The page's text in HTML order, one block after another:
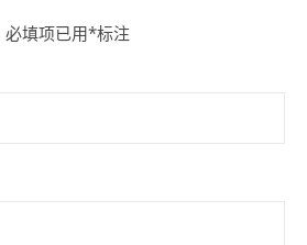
必填项已用*标注